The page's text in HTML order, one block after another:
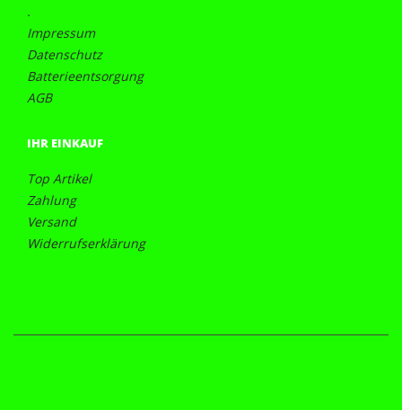
.
Impressum
Datenschutz
Batterieentsorgung
AGB
IHR EINKAUF
Top Artikel
Zahlung
Versand
Widerrufserklärung